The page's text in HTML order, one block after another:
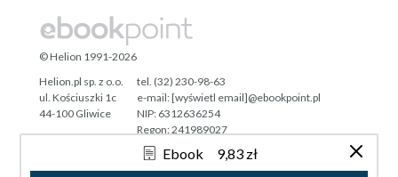
Ebook 9,83 zł
Tonik.pl
© Helion 1991-2026
Helion.pl sp. z o.o.
ul. Kościuszki 1c
44-100 Gliwice
tel. (32) 230-98-63
e-mail:[wyświetl email]@ebookpoint.pl
NIP: 6312636254
Regon: 241989027